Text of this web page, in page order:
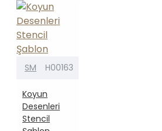
SM H00163
Koyun
Desenleri
Stencil